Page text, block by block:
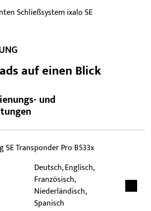
auf einen Blick
und
Transponder Pro B533x
Deutsch, Englisch,
Französisch,
Niederländisch,
Spanisch